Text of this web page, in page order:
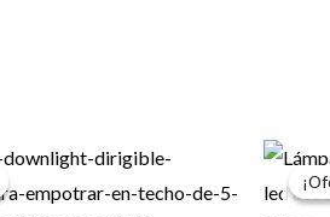
Rango
de
precios:
producto